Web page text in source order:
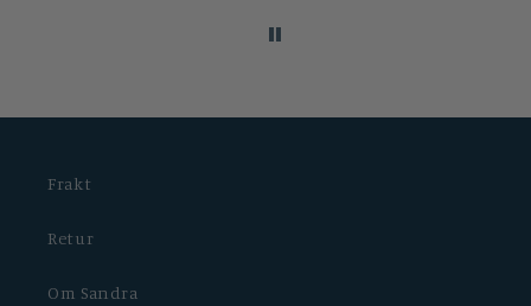
Frakt
Retur
Om Sandra